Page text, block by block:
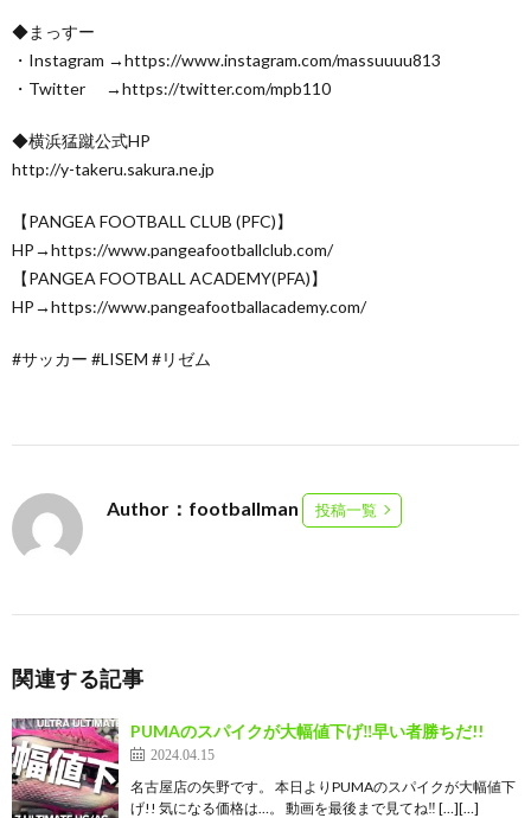
◆まっすー
・Instagram →https://www.instagram.com/massuuuu813
・Twitter →https://twitter.com/mpb110
◆横浜猛蹴公式HP
http://y-takeru.sakura.ne.jp
【PANGEA FOOTBALL CLUB (PFC)】
HP→https://www.pangeafootballclub.com/
【PANGEA FOOTBALL ACADEMY(PFA)】
HP→https://www.pangeafootballacademy.com/
#サッカー #LISEM #リゼム
Author：footballman 投稿一覧
関連する記事
PUMAのスパイクが大幅値下げ‼︎早い者勝ちだ!!
2024.04.15
名古屋店の矢野です。 本日よりPUMAのスパイクが大幅値下
げ!! 気になる価格は…。 動画を最後まで見てね‼ […][…]